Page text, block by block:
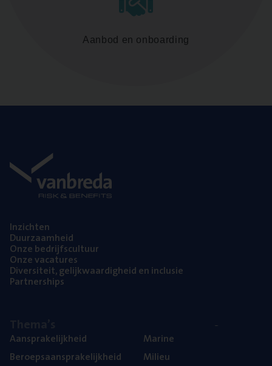
Aanbod en onboarding
Inzich­ten
Duur­zaam­heid
Onze bedrijfs­cul­tuur
Onze vaca­tu­res
Diver­si­teit, gelijk­waar­dig­heid en inclusie
Part­ner­ships
Aan­spra­ke­lijk­heid
Beroeps­aan­spra­ke­lijk­heid
Mari­ne
Mili­eu